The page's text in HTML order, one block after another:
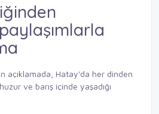
açıklamada, Hatay'da her dinden
ve barış içinde yaşadığı